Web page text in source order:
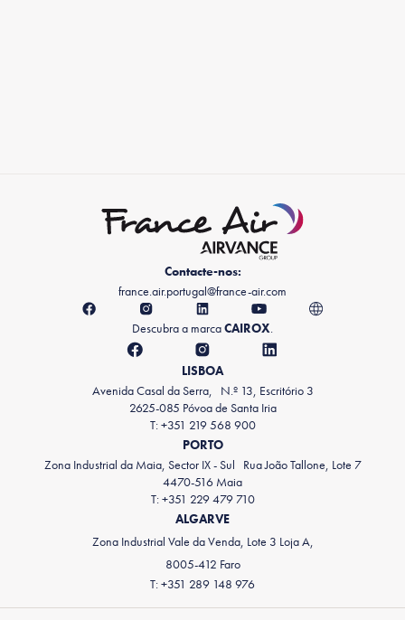
Contacte-nos:
france.air.portugal@france-air.com
Descubra a marcaCAIROX.
LISBOA
Avenida Casal da Serra, N.º 13, Escritório 3
2625-085 Póvoa de Santa Iria
T: +351 219 568 900
PORTO
Zona Industrial da Maia, Sector IX - Sul Rua João Tallone, Lote 7
4470-516 Maia
T: +351 229 479 710
ALGARVE
Zona Industrial Vale da Venda, Lote 3 Loja A,
8005-412 Faro
T: +351 289 148 976